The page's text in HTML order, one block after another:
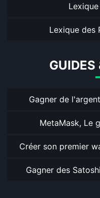
Lexique des
GUIDES
Gagner de
MetaMask, Le
Créer son premier
Gagner des